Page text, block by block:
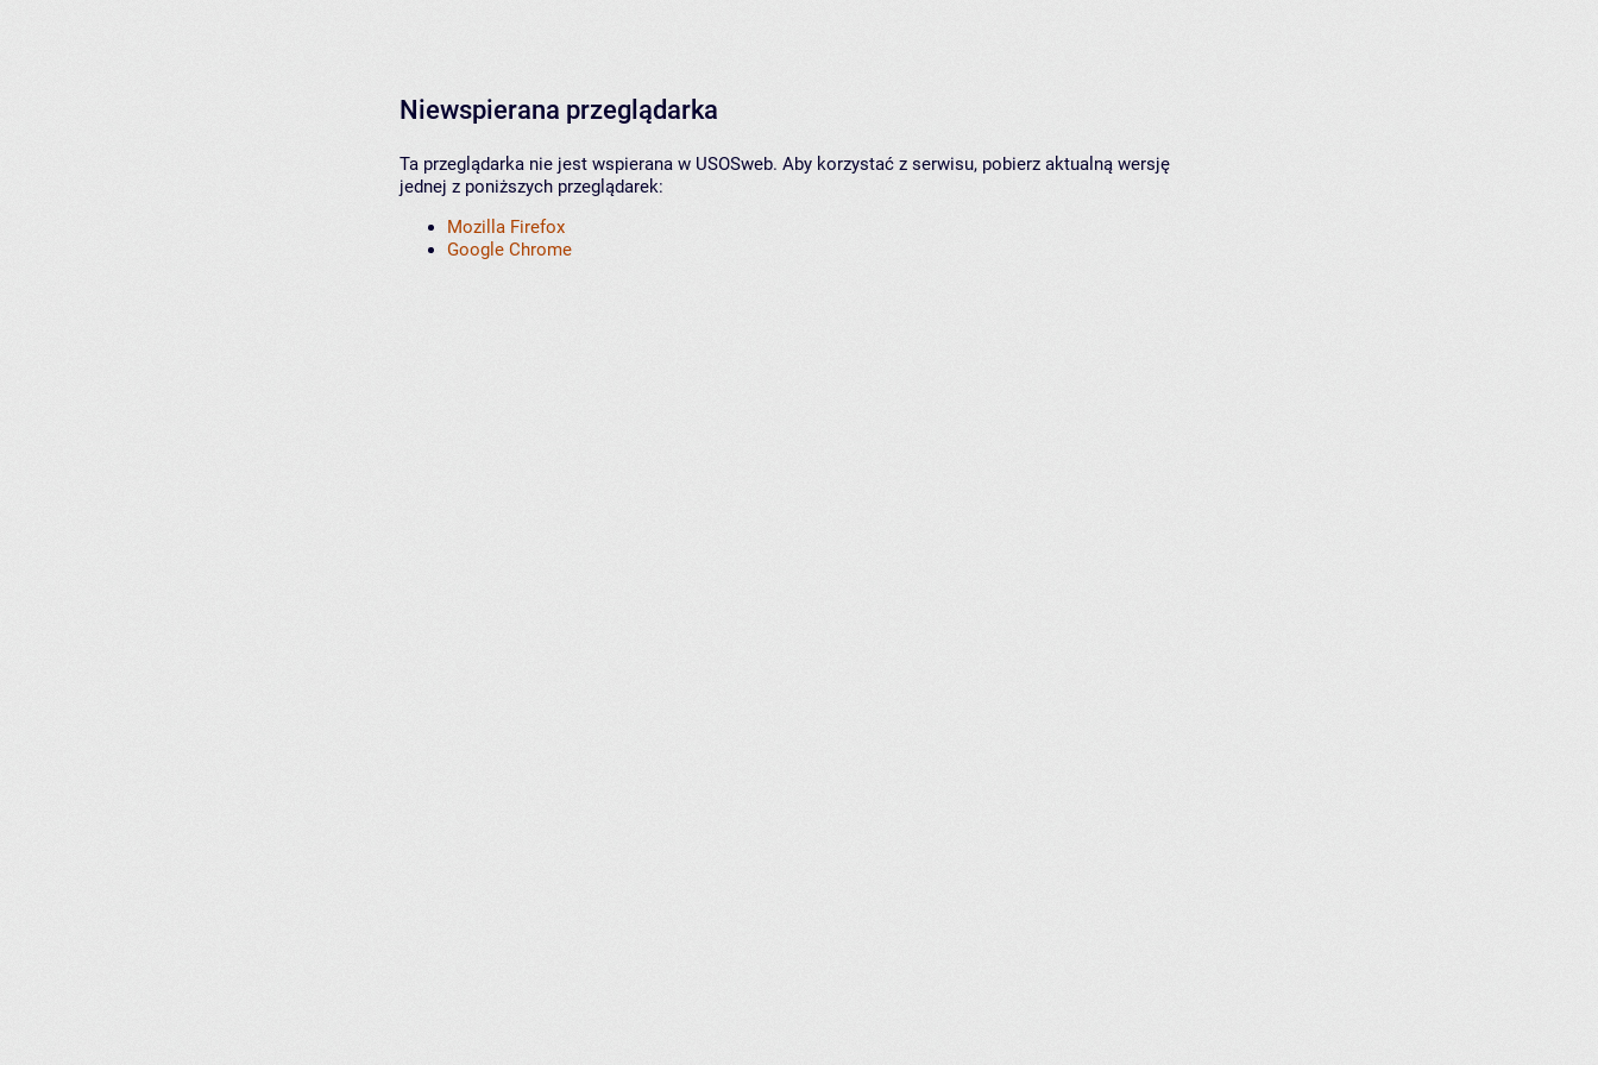
Niewspierana przeglądarka
Ta przeglądarka nie jest wspierana w USOSweb. Aby korzystać z serwisu, pobierz aktualną wersję
jednej z poniższych przeglądarek:
Mozilla Firefox
Google Chrome